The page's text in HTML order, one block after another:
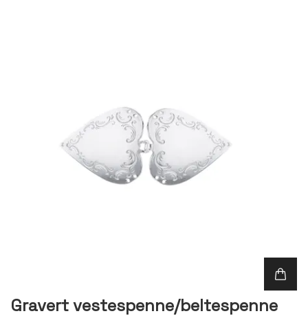
Gravert vestespenne/beltespenne